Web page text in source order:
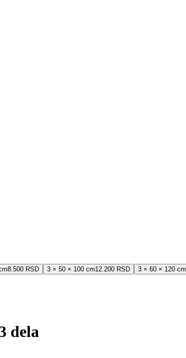
8.500 RSD 3 × 50 × 100 cm12.200 RSD 3 × 60 × 120 cm
dela